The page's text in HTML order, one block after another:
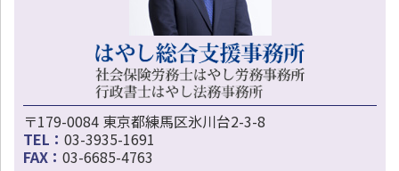
〒179-0084 東京都練馬区氷川台2-3-8
TEL： 03-3935-1691
FAX： 03-6685-4763